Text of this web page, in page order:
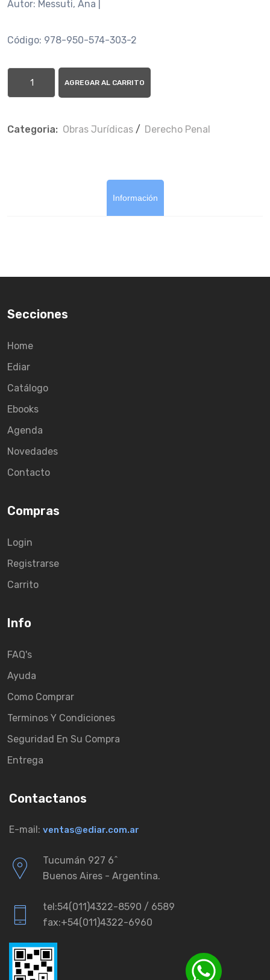
Autor: Messuti, Ana |
Código: 978-950-574-303-2
AGREGAR AL CARRITO
Categoria: Obras Jurí­dicas / Derecho Penal
Información
Secciones
Home
Ediar
Catálogo
Ebooks
Agenda
Novedades
Contacto
Compras
Login
Registrarse
Carrito
Info
FAQ's
Ayuda
Como Comprar
Terminos Y Condiciones
Seguridad En Su Compra
Entrega
Contactanos
E-mail: ventas@ediar.com.ar
Tucumán 927 6ˆ
Buenos Aires - Argentina.
tel:54(011)4322-8590 / 6589
fax:+54(011)4322-6960